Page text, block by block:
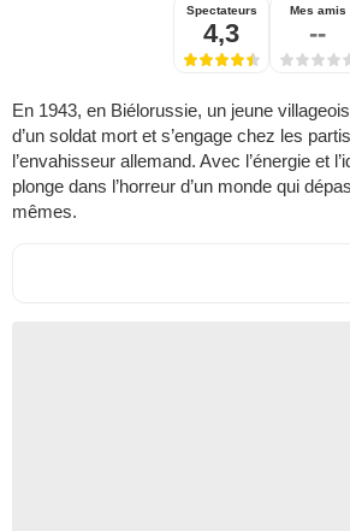
Spectateurs
4,3
Mes amis
--
En 1943, en Biélorussie, un jeune
d’un soldat mort et s’engage chez les
l’envahisseur allemand. Avec l’énergie et
plonge dans l’horreur d’un monde qui
mêmes.